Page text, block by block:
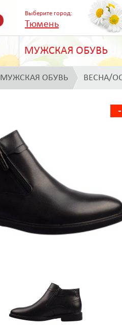
Выберите город:
Тюмень
МУЖСКАЯ ОБУВЬ
МУЖСКАЯ ОБУВЬ ВЕСНА/